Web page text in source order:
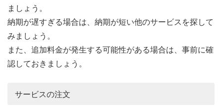
ましょう。
納期が遅すぎる場合は、納期が短い他のサービスを探して
みましょう。
また、追加料金が発生する可能性がある場合は、事前に確
認しておきましょう。
サービスの注文